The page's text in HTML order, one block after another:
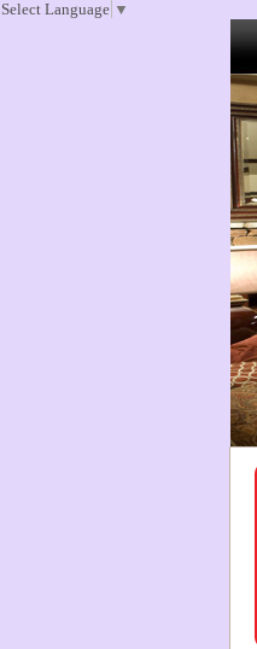
Select Language ▼